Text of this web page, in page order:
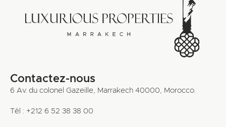
Contactez-nous
6 Av. du colonel Gazeille, Marrakech 40000, Morocco.
Tél : +212 6 52 38 38 00